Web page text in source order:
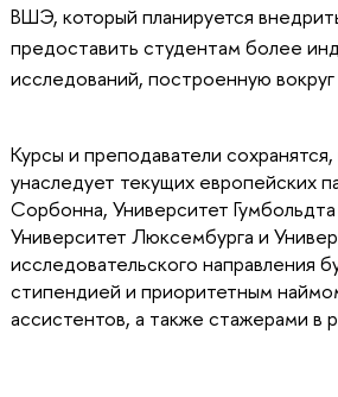
ВШЭ, который планируется
предоставить студентам более
исследований, построенную
Курсы и преподаватели
унаследует текущих европейских
Сорбонна, Университет
Университет Люксембурга и
исследовательского направления
стипендией и приоритетным
ассистентов, а также стажерами